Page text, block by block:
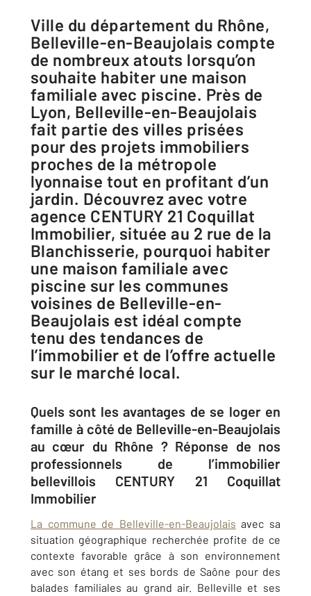
Ville du département du Rhône,
Belleville-en-Beaujolais compte
de nombreux atouts lorsqu’on
souhaite habiter une maison
familiale avec piscine. Près de
Lyon, Belleville-en-Beaujolais
fait partie des villes prisées
pour des projets immobiliers
proches de la métropole
lyonnaise tout en profitant d’un
jardin. Découvrez avec votre
agence CENTURY 21 Coquillat
Immobilier, située au 2 rue de la
Blanchisserie, pourquoi habiter
une maison familiale avec
piscine sur les communes
voisines de Belleville-en-
Beaujolais est idéal compte
tenu des tendances de
l’immobilier et de l’offre actuelle
sur le marché local.
Quels sont les avantages de ​s​e loger en
famille à côté de Belleville-en-Beaujolais
au cœur du Rhône ? Réponse de nos
professionnels de l’immobilier
bellevillois CENTURY 21 Coquillat
Immobilier​
La commune de Belleville-en-Beaujolais avec sa
situation géographique recherchée profite de ce
contexte favorable grâce à son environnement
avec son étang et ses bords de Saône pour des
balades familiales au grand air. Belleville et ses